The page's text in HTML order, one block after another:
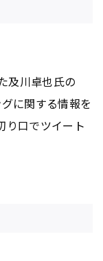
及川卓也氏の
に関する情報を
り口でツイート